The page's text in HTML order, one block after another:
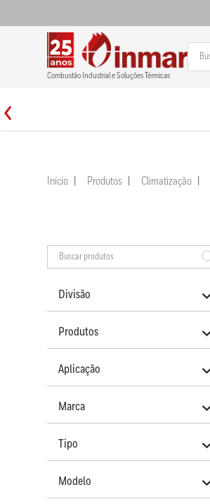
Combustão Industrial e Soluções Térmicas
Início Produtos Climatização
Divisão
Produtos
Aplicação
Marca
Tipo
Modelo